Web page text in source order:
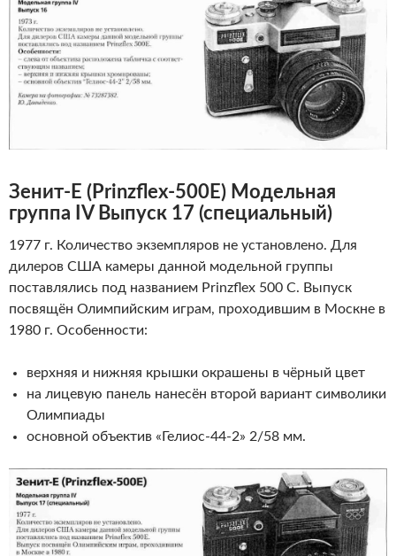
Зенит-Е ( Prinzflex-500E) Модельная
группа IV Выпуск 17 (специальный)
1977 г. Количество экземпляров не установлено. Для
дилеров США камеры данной модельной группы
поставлялись под названием Prinzflex 500 С. Выпуск
посвящён Олимпийским играм, проходившим в Москне в
1980 г. Особенности:
верхняя и нижняя крышки окрашены в чёрный цвет
на лицевую панель нанесён второй вариант символики
Олимпиады
основной объектив «Гелиос-44-2» 2/58 мм.